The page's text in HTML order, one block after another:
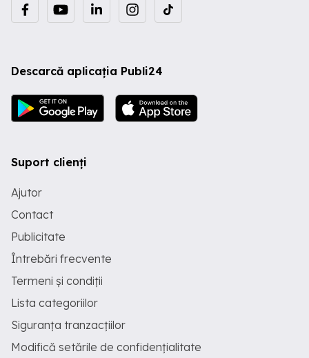
Descarcă aplicația Publi24
Suport clienți
Ajutor
Contact
Publicitate
Întrebări frecvente
Termeni și condiții
Lista categoriilor
Siguranța tranzacțiilor
Modifică setările de confidențialitate